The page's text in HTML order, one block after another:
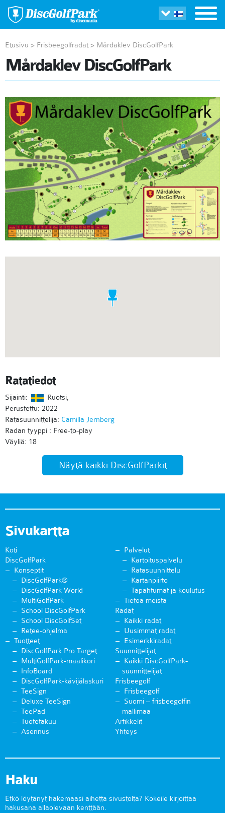
Etusivu > Frisbeegolfradat > Mårdaklev DiscGolfPark
Mårdaklev DiscGolfPark
Ratatiedot
Sijainti:
Ruotsi,
Perustettu: 2022
Ratasuunnittelija: Camilla Jernberg
Radan tyyppi : Free-to-play
Väyliä: 18
Näytä kaikki DiscGolfParkit
Sivukartta
Koti
DiscGolfPark
Konseptit
DiscGolfPark®
DiscGolfPark World
MultiGolfPark
School DiscGolfPark
School DiscGolfSet
Retee-ohjelma
Tuotteet
DiscGolfPark Pro Target
MultiGolfPark-maalikori
InfoBoard
DiscGolfPark-kävijälaskuri
TeeSign
Deluxe TeeSign
TeePad
Tuotetakuu
Asennus
Palvelut
Kartoituspalvelu
Ratasuunnittelu
Kartanpiirto
Tapahtumat ja koulutus
Tietoa meistä
Radat
Kaikki radat
Uusimmat radat
Esimerkkiradat
Suunnittelijat
Kaikki DiscGolfPark-
suunnittelijat
Frisbeegolf
Frisbeegolf
Suomi – frisbeegolfin
mallimaa
Artikkelit
Yhteys
Haku
Etkö löytänyt hakemaasi aihetta sivustolta? Kokeile kirjoittaa
hakusana allaolevaan kenttään.